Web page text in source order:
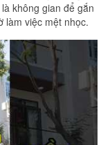
không gian để gắn
làm việc mệt nhọc.